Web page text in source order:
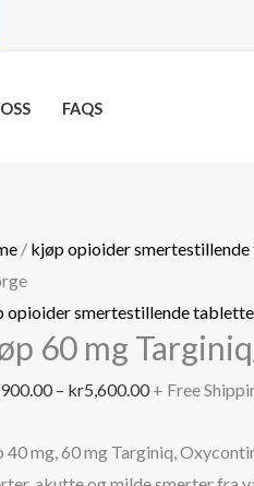
FAQS
/ kjøp opioider
opioider smertestillende
60 mg
– kr5,600.00Price
kr2,900.00
+ Free
40 mg, 60 mg Targiniq,